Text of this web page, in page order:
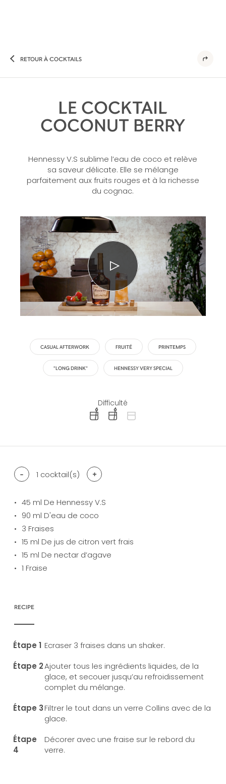
RETOUR À COCKTAILS
LE COCKTAIL
COCONUT BERRY
Hennessy V.S sublime l’eau de coco et relève
sa saveur délicate. Elle se mélange
parfaitement aux fruits rouges et à la richesse
du cognac.
CASUAL AFTERWORK FRUITÉ PRINTEMPS
"LONG DRINK" HENNESSY VERY SPECIAL
Difficulté
difficulty level: easy
difficulty level: intermediate
- 1 cocktail(s) +
45 ml De Hennessy V.S
90 ml D'eau de coco
3 Fraises
15 ml De jus de citron vert frais
15 ml De nectar d’agave
1 Fraise
RECIPE
Ecraser 3 fraises dans un shaker.
Ajouter tous les ingrédients liquides, de la
glace, et secouer jusqu’au refroidissement
complet du mélange.
Filtrer le tout dans un verre Collins avec de la
glace.
Décorer avec une fraise sur le rebord du
verre.